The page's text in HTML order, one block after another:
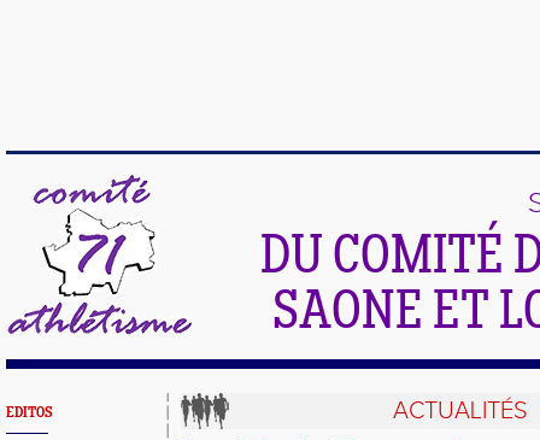
DU COMITÉ
SAONE ET
EDITOS ACTUALITÉS